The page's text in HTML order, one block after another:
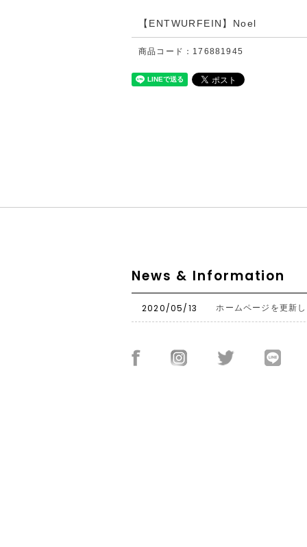
【ENTWURFEIN】Noel
商品コード：176881945
News & Information
2020/05/13 ホームページを更新